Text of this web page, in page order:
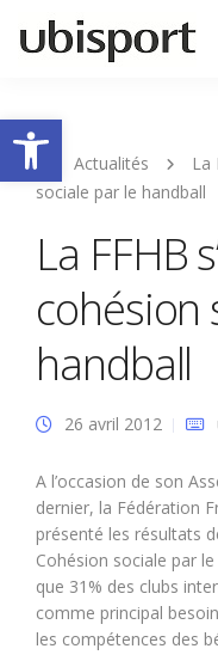
Ouvrir la
Actualités
La
sociale par le handball
La FFHB
cohésion
handball
26 avril 2012
A l’occasion de son
dernier, la Fédération
présenté les résultats
Cohésion sociale par
que 31% des clubs
comme principal
les compétences des